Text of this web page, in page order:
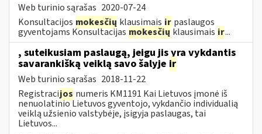
Web turinio sąrašas 2020-07-24
Konsultacijos mokesčių klausimais ir paslaugos
gyventojams Konsultacijas mokesčiųklausimais ir...
, suteikusiam paslaugą, jeigu jis yra vykdantis
savarankišką veiklą savo šalyje ir
Web turinio sąrašas 2018-11-22
Registracijos numeris KM1191 Kai Lietuvos įmonė iš
nenuolatinio Lietuvos gyventojo, vykdančio individualią
veiklą užsienio valstybėje, įsigyja paslaugas, tai
Lietuvos...